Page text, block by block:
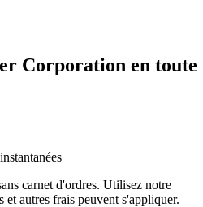
Corporation en toute
carnet d'ordres. Utilisez notre
autres frais peuvent s'appliquer.